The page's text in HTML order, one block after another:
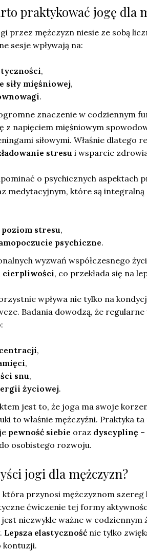
praktykować jogę dla
przez mężczyzn niesie ze sobą
sesje wpływają na:
,
siły mięśniowej,
.
znaczenie w codziennym
z napięciem mięśniowym
siłowymi. Właśnie dlatego
stresu i wsparcie
o psychicznych aspektach
medytacyjnym, które są integralną
stresu,
psychiczne.
wyzwań współczesnego
cierpliwości, co przekłada się na
wpływa nie tylko na
Badania dowodzą, że
,
,
snu,
życiowej.
jest to, że joga ma swoje
to właśnie mężczyźni. Praktyka ta
pewność siebie oraz dyscyplinę
osobistego rozwoju.
jogi dla mężczyzn?
przynosi mężczyznom szereg
ćwiczenie tej formy
jest niezwykle ważne w
Lepsza elastyczność nie tylko
kontuzji.